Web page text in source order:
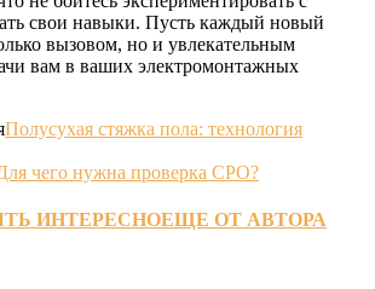
свои навыки. Пусть каждый новый
вызовом, но и увлекательным
вам в ваших электромонтажных
Полусухая стяжка пола: технология
чего нужна проверка СРО?
ИНТЕРЕСНОЕЩЕ ОТ АВТОРА